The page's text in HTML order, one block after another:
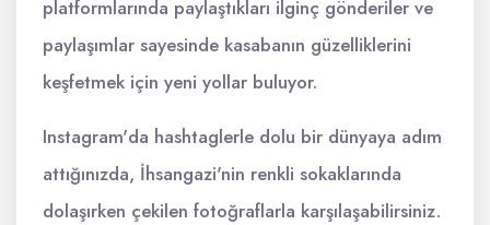
platformlarında paylaştıkları ilginç gönderiler ve
paylaşımlar sayesinde kasabanın güzelliklerini
keşfetmek için yeni yollar buluyor.
Instagram'da hashtaglerle dolu bir dünyaya adım
attığınızda, İhsangazi'nin renkli sokaklarında
dolaşırken çekilen fotoğraflarla karşılaşabilirsiniz.